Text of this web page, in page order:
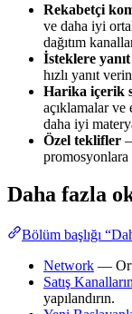
Rekabetçi
ve daha iyi
dağıtım
İsteklere
hızlı yanıt
Harika içerik
açıklamalar
daha iyi
Özel teklifler
promosyonlara
Daha fazla
Bölüm başlığı
Network —
Satış
yapılandırın.